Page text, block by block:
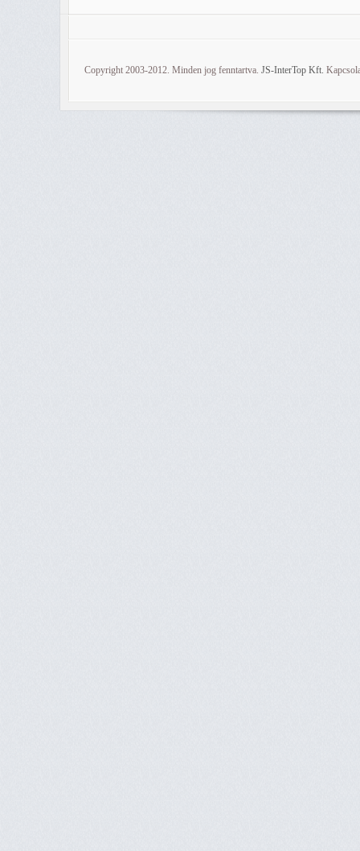
Copyright 2003-2012. Minden jog fenntartva. JS-InterTop Kft.